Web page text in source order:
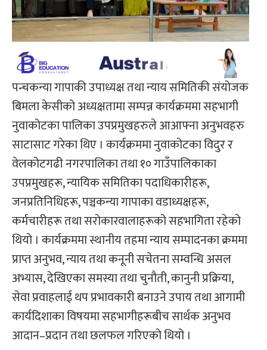
पन्चकन्या गापाकी उपाध्यक्ष तथा न्याय समितिकी संयोजक
बिमला केसीको अध्यक्षतामा सम्पन्न कार्यक्रममा सहभागी
नुवाकोटका पालिका उपप्रमुखहरुले आआफ्ना अनुभवहरु
साटासाट गरेका थिए । कार्यक्रममा नुवाकोटका विदुर र
वेलकोटगढी नगरपालिका तथा १० गाउँपालिकाका
उपप्रमुखहरू, न्यायिक समितिका पदाधिकारीहरू,
जनप्रतिनिधिहरू, पञ्चकन्या गापाका वडाध्यक्षहरू,
कर्मचारीहरू तथा सरोकारवालाहरूको सहभागिता रहेको
थियो । कार्यक्रममा स्थानीय तहमा न्याय सम्पादनका क्रममा
प्राप्त अनुभव, न्याय तथा कनूनी सचेतना सम्वन्धि असल
अभ्यास, देखिएका समस्या तथा चुनौती, कानुनी प्रक्रिया,
सेवा प्रवाहलाई थप प्रभावकारी बनाउने उपाय तथा आगामी
कार्यदिशाका विषयमा सहभागीहरूबीच सार्थक अनुभव
आदान–प्रदान तथा छलफल गरिएको थियो ।